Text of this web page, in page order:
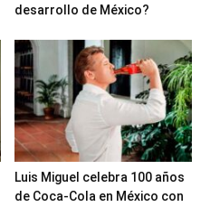
desarrollo de México?
Luis Miguel celebra 100 años
de Coca-Cola en México con